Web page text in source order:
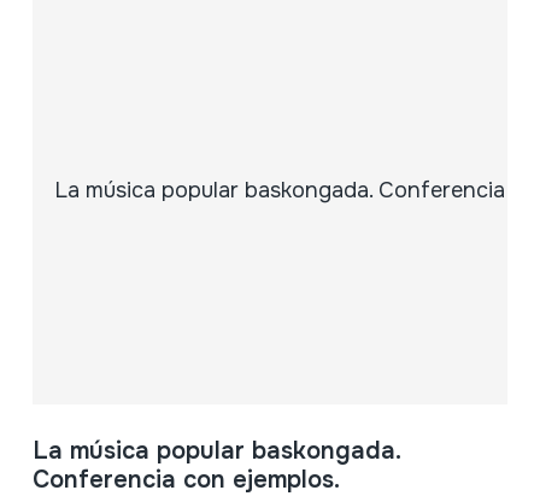
La música popular baskongada.
Conferencia con ejemplos.